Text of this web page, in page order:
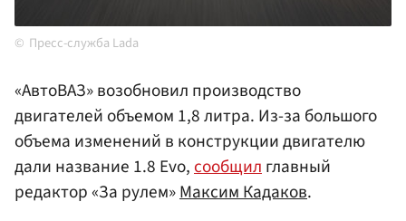
Пресс-служба Lada
«АвтоВАЗ» возобновил производство
двигателей объемом 1,8 литра. Из-за большого
объема изменений в конструкции двигателю
дали название 1.8 Evo,сообщилглавный
редактор «За рулем»Максим Кадаков.